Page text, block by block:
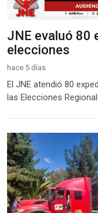
JNE evaluó 80
elecciones
hace 5 días
El JNE atendió 80
las Elecciones